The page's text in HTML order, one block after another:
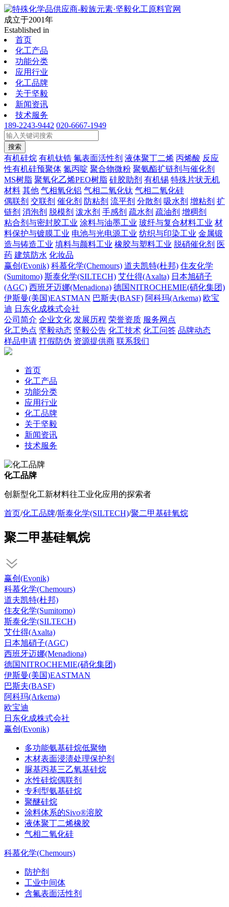
成立于2001年
Established in
首页
化工产品
功能分类
应用行业
化工品牌
关于坚毅
新闻资讯
技术服务
189-2243-9442 020-6667-1949
搜索
有机硅烷 有机钛锆 氟表面活性剂 液体聚丁二烯 丙烯酸 反应
性有机硅预聚体 氮丙啶 聚合物微粉 聚氨酯扩链剂与催化剂
MS树脂 聚氧化乙烯PEO树脂 硅胶助剂 有机锡 特殊片状无机
材料 其他 气相氧化铝 气相二氧化钛 气相二氧化硅
偶联剂 交联剂 催化剂 防粘剂 流平剂 分散剂 吸水剂 增粘剂 扩
链剂 消泡剂 脱模剂 泼水剂 手感剂 疏水剂 疏油剂 增稠剂
粘合剂与密封胶工业 涂料与油墨工业 玻纤与复合材料工业 材
料保护与镀膜工业 电池与光电源工业 纺织与印染工业 金属锻
造与铸造工业 填料与颜料工业 橡胶与塑料工业 脱硝催化剂 医
药 建筑防水 化妆品
赢创(Evonik) 科慕化学(Chemours) 道夫凯特(杜邦) 住友化学
(Sumitomo) 斯泰化学(SILTECH) 艾仕得(Axalta) 日本旭硝子
(AGC) 西班牙迈娜(Menadiona) 德国NITROCHEMIE(硝化集团)
伊斯曼(美国)EASTMAN 巴斯夫(BASF) 阿科玛(Arkema) 欧宝
迪 日东化成株式会社
公司简介 企业文化 发展历程 荣誉资质 服务网点
化工热点 坚毅动态 坚毅公告 化工技术 化工问答 品牌动态
样品申请 打假防伪 资源提供商 联系我们
首页
化工产品
功能分类
应用行业
化工品牌
关于坚毅
新闻资讯
技术服务
化工品牌
创新型化工新材料往工业化应用的探索者
首页/化工品牌/斯泰化学(SILTECH)/聚二甲基硅氧烷
聚二甲基硅氧烷
赢创(Evonik)
科慕化学(Chemours)
道夫凯特(杜邦)
住友化学(Sumitomo)
斯泰化学(SILTECH)
艾仕得(Axalta)
日本旭硝子(AGC)
西班牙迈娜(Menadiona)
德国NITROCHEMIE(硝化集团)
伊斯曼(美国)EASTMAN
巴斯夫(BASF)
阿科玛(Arkema)
欧宝迪
日东化成株式会社
赢创(Evonik)
多功能氨基硅烷低聚物
木材表面浸渍处理保护剂
脲基丙基三乙氧基硅烷
水性硅烷偶联剂
专利型氨基硅烷
聚醚硅烷
涂料体系的Sivo®溶胶
液体聚丁二烯橡胶
气相二氧化硅
科慕化学(Chemours)
防护剂
工业中间体
含氟表面活性剂